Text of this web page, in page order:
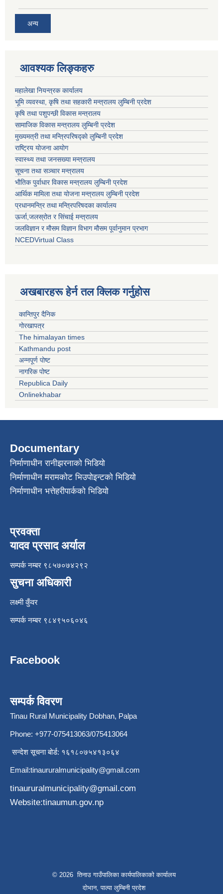
अन्य
आवश्यक लिङ्कहरु
महालेखा नियन्त्रक कार्यालय
भूमि व्यवस्था, कृषि तथा सहकारी मन्त्रालय लुम्बिनी प्रदेश
कृषि तथा पशुपन्छी विकास मन्त्रालय
सामाजिक विकास मन्त्रालय लुम्बिनी प्रदेश
मुख्यमत्री तथा मन्त्रिपरिषद्काे लुम्बिनी प्रदेश
राष्ट्रिय योजना आयोग
स्वास्थ्य तथा जनसख्या मन्त्रालय
सूचना तथा सञ्चार मन्त्रालय
भाैतिक पुर्वाधार विकास मन्त्रालय लुम्बिनी प्रदेश
आर्थिक मामिला तथा योजना मन्त्रालय लुम्बिनी प्रदेश
प्रधानमन्त्रि तथा मन्त्रिपरिषदका कार्यालय
ऊर्जा,जलस्रोत र सिंचाई मन्त्रालय
जलविज्ञान र मौसम विज्ञान विभाग मौसम पूर्वानुमान प्रभाग
NCEDVirtual Class
अखबारहरू हेर्न तल क्लिक गर्नुहोस
कान्तिपुर दैनिक
गोरखापत्र
The himalayan times
Kathmandu post
अन्नपूर्ण पोष्ट
नागरिक पोष्ट
Republica Daily
Onlinekhabar
Documentary
निर्माणाधीन रानीझरनाको भिडियो
निर्माणाधीन मरामकोट भिउपोइन्टको भिडियो
निर्माणाधीन भत्तेहरीपार्कको भिडियो
प्रवक्ता
यादव प्रसाद अर्याल
सम्पर्क नम्बर ९८५७०७४२९२
सुचना अधिकारी
लक्ष्मी कुँवर
सम्पर्क नम्बर ९८४९५०६०४६
Facebook
सम्पर्क विवरण
Tinau Rural Municipality Dobhan, Palpa
Phone: +977-075413063/075413064
सन्देश सूचना बोर्ड: १६१८०७५४१३०६४
Email:tinaururalmunicipality@gmail.com
tinaururalmunicipality@gmail.com
Website:tinaumun.gov.np
© 2026 तिनाउ गाउँपालिका कार्यपालिकाकाे कार्यालय
दोभान, पाल्पा लुम्बिनी प्रदेश